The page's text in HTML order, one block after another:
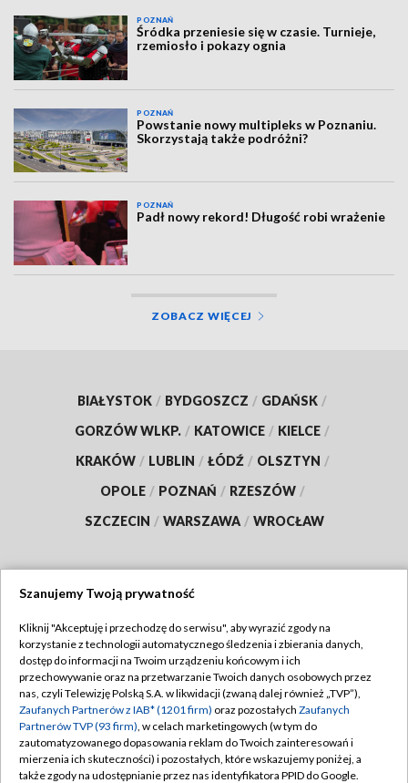
POZNAŃ
Śródka przeniesie się w czasie. Turnieje,
rzemiosło i pokazy ognia
POZNAŃ
Powstanie nowy multipleks w Poznaniu.
Skorzystają także podróżni?
POZNAŃ
Padł nowy rekord! Długość robi wrażenie
ZOBACZ WIĘCEJ
BIAŁYSTOK / BYDGOSZCZ / GDAŃSK /
GORZÓW WLKP. / KATOWICE / KIELCE /
KRAKÓW / LUBLIN / ŁÓDŹ / OLSZTYN /
OPOLE / POZNAŃ / RZESZÓW /
SZCZECIN / WARSZAWA / WROCŁAW
TVP
Abonament TVP
Emisja w TVP
Centrum informacji TVP
Naziemna Telewizja Cyfrowa
Regulamin TVP
Polityka prywatności
Moje zgody
Pomoc
Szanujemy Twoją prywatność
Kliknij "Akceptuję i przechodzę do serwisu", aby wyrazić zgody na
korzystanie z technologii automatycznego śledzenia i zbierania danych,
dostęp do informacji na Twoim urządzeniu końcowym i ich
przechowywanie oraz na przetwarzanie Twoich danych osobowych przez
nas, czyli Telewizję Polską S.A. w likwidacji (zwaną dalej również „TVP”),
Zaufanych Partnerów z IAB* (1201 firm) oraz pozostałych Zaufanych
Partnerów TVP (93 firm), w celach marketingowych (w tym do
zautomatyzowanego dopasowania reklam do Twoich zainteresowań i
mierzenia ich skuteczności) i pozostałych, które wskazujemy poniżej, a
także zgody na udostępnianie przez nas identyfikatora PPID do Google.